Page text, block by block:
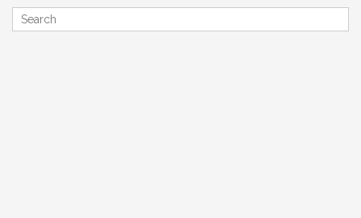
de
entradas
Search
for